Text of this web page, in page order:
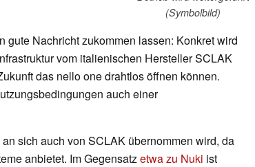
(Symbolbild)
Nachricht zukommen lassen: Konkret wird
vom italienischen Hersteller SCLAK
das nello one drahtlos öffnen können.
auch einer
sich auch von SCLAK übernommen wird, da
anbietet. Im Gegensatzetwa zu Nuki ist